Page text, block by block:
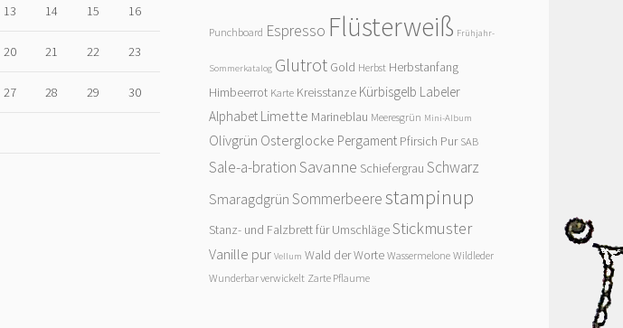
13 14 15 16
20 21 22 23
27 28 29 30
Punchboard Espresso Flüsterweiß Frühjahr-
Sommerkatalog Glutrot Gold Herbst Herbstanfang
Himbeerrot Karte Kreisstanze Kürbisgelb Labeler
Alphabet Limette Marineblau Meeresgrün Mini-Album
Olivgrün Osterglocke Pergament Pfirsich Pur SAB
Sale-a-brationSavanne Schiefergrau Schwarz
Smaragdgrün Sommerbeerestampinup
Stanz- und Falzbrett für UmschlägeStickmuster
Vanille pur Vellum Wald der Worte Wassermelone Wildleder
Wunderbar verwickelt Zarte Pflaume